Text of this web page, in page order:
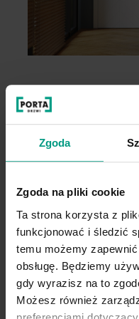
Zgoda
Zgoda na pliki cookie
Ta strona korzysta z
funkcjonować i śledzić
temu możemy
obsługę. Będziemy
gdy wyrazisz na to
Możesz również
Wygodny
Kupuj
PORTA
wybierzesz.
DO